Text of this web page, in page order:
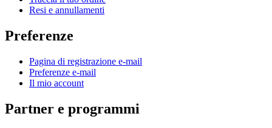
Resi e annullamenti
Preferenze
Pagina di registrazione e-mail
Preferenze e-mail
Il mio account
Partner e programmi